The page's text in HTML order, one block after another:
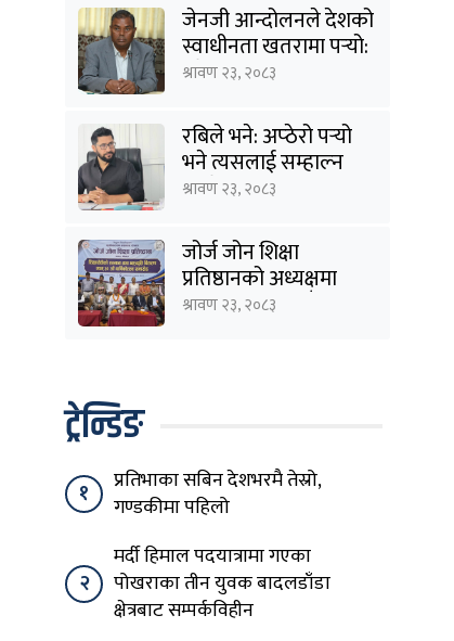
जेनजी आन्दोलनले देशको
स्वाधीनता खतरामा पर्‍यो:
उपेन्द्र यादव
श्रावण २३, २०८३
रबिले भने: अप्ठेरो पर्‍यो
भने त्यसलाई सम्हाल्न
सक्ने गार्जियनसिप हाम्रो
श्रावण २३, २०८३
जोर्ज जोन शिक्षा
प्रतिष्ठानको अध्यक्षमा
विनोद कायस्थ, पाँच
श्रावण २३, २०८३
ट्रेन्डिङ
१
प्रतिभाका सबिन देशभरमै तेस्रो,
गण्डकीमा पहिलो
२
मर्दी हिमाल पदयात्रामा गएका
पोखराका तीन युवक बादलडाँडा
क्षेत्रबाट सम्पर्कविहीन